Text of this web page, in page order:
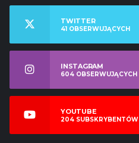
TWITTER
41 OBSERWUJĄCYCH
INSTAGRAM
604 OBSERWUJĄCYCH
YOUTUBE
204 SUBSKRYBENTÓW